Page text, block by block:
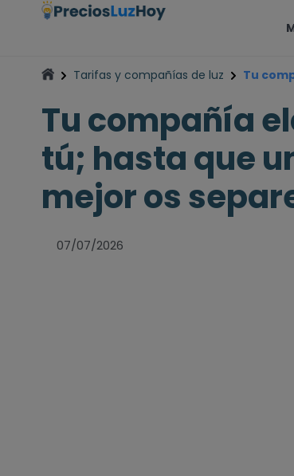
Tarifas y compañías de luz Tu
Tu compañía
tú; hasta que
mejor os
07/07/2026